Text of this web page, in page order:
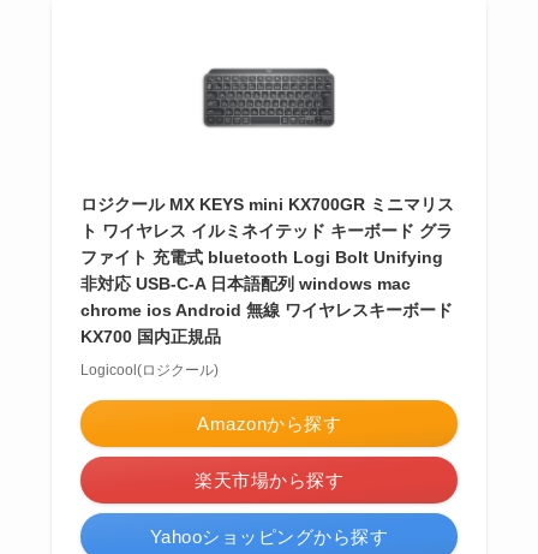
ロジクール MX KEYS mini KX700GR ミニマリス
ト ワイヤレス イルミネイテッド キーボード グラ
ファイト 充電式 bluetooth Logi Bolt Unifying
非対応 USB-C-A 日本語配列 windows mac
chrome ios Android 無線 ワイヤレスキーボード
KX700 国内正規品
Logicool(ロジクール)
Amazonから探す
楽天市場から探す
Yahooショッピングから探す